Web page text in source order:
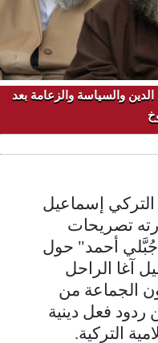
والسياسة والزعامة بعد
التركي إسماعيل
تصريحات
أحمد" حول
آغا الراحل
الجماعة من
فعل دينية
التركية.